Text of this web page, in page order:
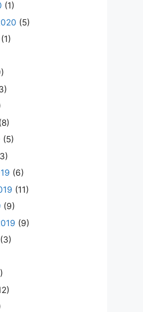
(1)
(5)
(1)
(5)
(6)
(11)
(9)
(9)
(3)